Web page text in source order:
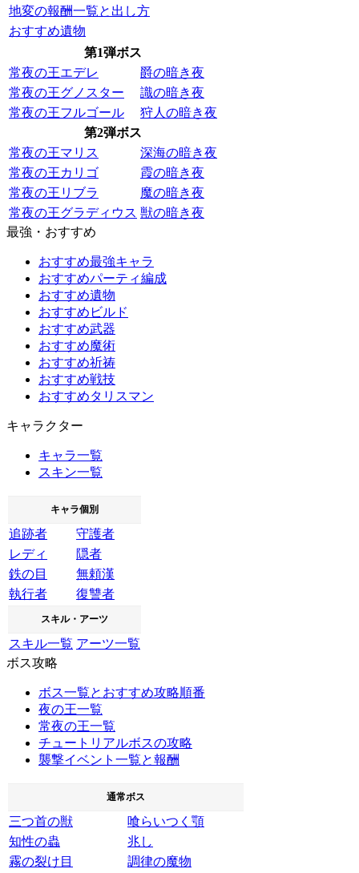
地変の報酬一覧と出し方
おすすめ遺物
第1弾ボス
常夜の王エデレ
爵の暗き夜
常夜の王グノスター
識の暗き夜
常夜の王フルゴール
狩人の暗き夜
第2弾ボス
常夜の王マリス
深海の暗き夜
常夜の王カリゴ
霞の暗き夜
常夜の王リブラ
魔の暗き夜
常夜の王グラディウス 獣の暗き夜
最強・おすすめ
おすすめ最強キャラ
おすすめパーティ編成
おすすめ遺物
おすすめビルド
おすすめ武器
おすすめ魔術
おすすめ祈祷
おすすめ戦技
おすすめタリスマン
キャラクター
キャラ一覧
スキン一覧
キャラ個別
追跡者
守護者
レディ
隠者
鉄の目
無頼漢
執行者
復讐者
スキル・アーツ
スキル一覧 アーツ一覧
ボス攻略
ボス一覧とおすすめ攻略順番
夜の王一覧
常夜の王一覧
チュートリアルボスの攻略
襲撃イベント一覧と報酬
通常ボス
三つ首の獣
喰らいつく顎
知性の蟲
兆し
霧の裂け目
調律の魔物